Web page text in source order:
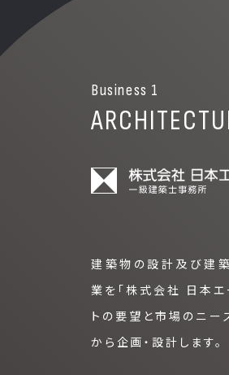
Business 1
建築物の設計及び建
業を「株式会社 日本エ
トの要望と市場のニー
から企画・設計します。